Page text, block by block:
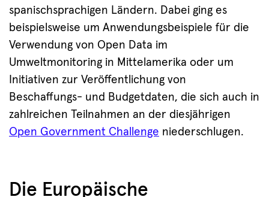
spanischsprachigen Ländern. Dabei ging es
beispielsweise um Anwendungsbeispiele für die
Verwendung von Open Data im
Umweltmonitoring in Mittelamerika oder um
Initiativen zur Veröffentlichung von
Beschaffungs- und Budgetdaten, die sich auch in
zahlreichen Teilnahmen an der diesjährigen
Open Government Challenge niederschlugen.
Die Europäische